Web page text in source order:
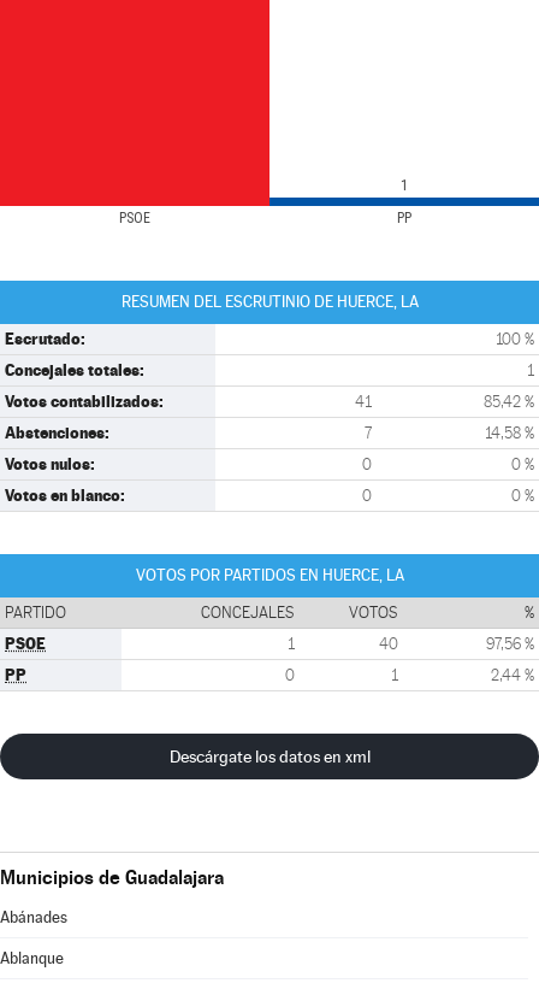
PSOE PP
1
RESUMEN DEL ESCRUTINIO DE HUERCE, LA
Escrutado: 100 %
Concejales totales: 1
Votos contabilizados: 41 85,42 %
Abstenciones: 7 14,58 %
Votos nulos: 0 0 %
Votos en blanco: 0 0 %
VOTOS POR PARTIDOS EN HUERCE, LA
PARTIDO CONCEJALES VOTOS %
PSOE 1 40 97,56 %
PP 0 1 2,44 %
Descárgate los datos en xml
Municipios de Guadalajara
Abánades
Ablanque